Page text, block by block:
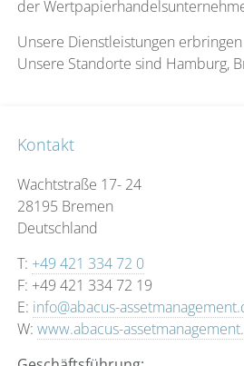
der
Unsere Dienstleistungen
Unsere Standorte sind Hamburg,
Kontakt
Wachtstraße 17- 24
28195 Bremen
Deutschland
T: +49 421 334 72 0
F: +49 421 334 72 19
E: info@abacus-
W:www.abacus-